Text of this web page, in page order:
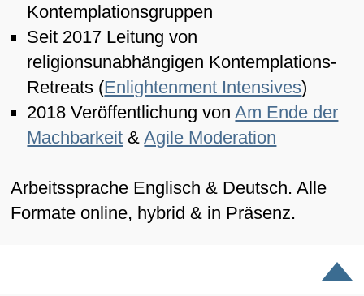
Kontemplationsgruppen
Seit 2017 Leitung von
religionsunabhängigen Kontemplations-
Retreats (Enlightenment Intensives)
2018 Veröffentlichung vonAm Ende der
Machbarkeit &Agile Moderation
Arbeitssprache Englisch & Deutsch. Alle
Formate online, hybrid & in Präsenz.